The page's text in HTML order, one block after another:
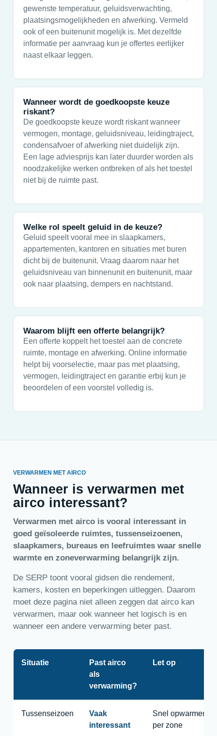
gewenste temperatuur, geluidsverwachting,
plaatsingsmogelijkheden en afwerking. Vermeld
ook of een buitenunit mogelijk is. Met dezelfde
informatie per aanvraag kun je offertes eerlijker
naast elkaar leggen.
Wanneer wordt de goedkoopste keuze
riskant?
De goedkoopste keuze wordt riskant wanneer
vermogen, montage, geluidsniveau, leidingtraject,
condensafvoer of afwerking niet duidelijk zijn.
Een lage adviesprijs kan later duurder worden als
noodzakelijke werken ontbreken of als het toestel
niet bij de ruimte past.
Welke rol speelt geluid in de keuze?
Geluid speelt vooral mee in slaapkamers,
appartementen, kantoren en situaties met buren
dicht bij de buitenunit. Vraag daarom naar het
geluidsniveau van binnenunit en buitenunit, maar
ook naar plaatsing, dempers en nachtstand.
Waarom blijft een offerte belangrijk?
Een offerte koppelt het toestel aan de concrete
ruimte, montage en afwerking. Online informatie
helpt bij voorselectie, maar pas met plaatsing,
vermogen, leidingtraject en garantie erbij kun je
beoordelen of een voorstel volledig is.
VERWARMEN MET AIRCO
Wanneer is verwarmen met
airco interessant?
Verwarmen met airco is vooral interessant in
goed geïsoleerde ruimtes, tussenseizoenen,
slaapkamers, bureaus en leefruimtes waar snelle
warmte en zoneverwarming belangrijk zijn.
De SERP toont vooral gidsen die rendement,
kamers, kosten en beperkingen uitleggen. Daarom
moet deze pagina niet alleen zeggen dat airco kan
verwarmen, maar ook wanneer het logisch is en
wanneer een andere verwarming beter past.
Situatie
Past airco
als
verwarming?
Let op
Tussenseizoen
Vaak
interessant
Snel opwarmen
per zone